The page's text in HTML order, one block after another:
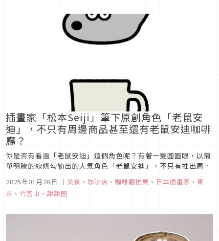
插畫家「松本Seiji」筆下原創角色「老鼠安
迪」，不只有周邊商品甚至還有老鼠安迪咖啡
廳？
你是否有看過「老鼠安迪」這個角色呢？有著一雙圓圓眼，以簡
單明瞭的線條勾勒出的人氣角色「老鼠安迪」，不只有推出周邊
COFFEE」，就開在特色小店雲集的東京代官山呢！本次文章就
要帶你來認識這個有著可愛老鼠形象的角色，與它的專屬咖啡
2025年01月28日 ｜ 美食 、 咖啡店 、 咖啡廳推薦 、 日本插畫家 、 東
京 、 代官山 、 甜甜圈